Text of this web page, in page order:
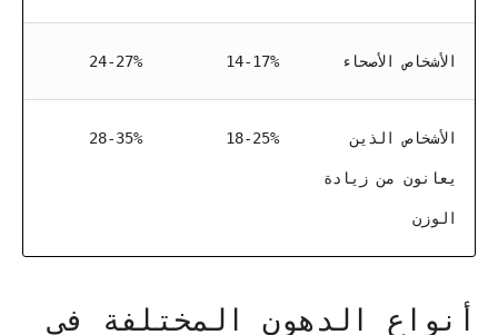
الأشخاص الأصحاء 14-17%
24-27%
الأشخاص الذين
يعانون من زيادة
الوزن
18-25%
28-35%
أنواع الدهون المختلفة في